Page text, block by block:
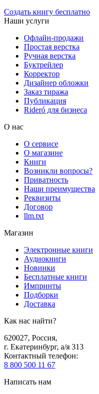
Создать книгу бесплатно
Наши услуги
Офлайн-продажи
Простая верстка
Ручная верстка
Буктрейлер
Корректор
Дизайнер обложки
Заказ тиража
Публикация
Rideró для бизнеса
О нас
О сервисе
О магазине
Книги
Возникли вопросы?
Приватность
Наши преимущества
Реквизиты
Договор
llm.txt
Магазин
Электронные книги
Аудиокниги
Новинки
Бесплатные книги
Импринты
Подборки
Доставка
Как нас найти?
620027, Россия,
г. Екатеринбург, а/я 313
Контактный телефон:
8 800 500 11 67
Написать нам